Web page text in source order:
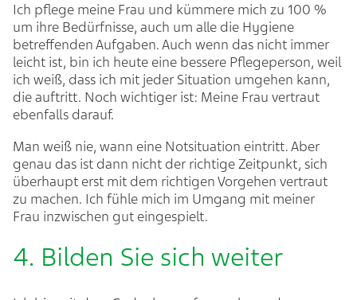
Ich pflege meine Frau und kümmere mich zu 100 %
um ihre Bedürfnisse, auch um alle die Hygiene
betreffenden Aufgaben. Auch wenn das nicht immer
leicht ist, bin ich heute eine bessere Pflegeperson, weil
ich weiß, dass ich mit jeder Situation umgehen kann,
die auftritt. Noch wichtiger ist: Meine Frau vertraut
ebenfalls darauf.
Man weiß nie, wann eine Notsituation eintritt. Aber
genau das ist dann nicht der richtige Zeitpunkt, sich
überhaupt erst mit dem richtigen Vorgehen vertraut
zu machen. Ich fühle mich im Umgang mit meiner
Frau inzwischen gut eingespielt.
4. Bilden Sie sich weiter